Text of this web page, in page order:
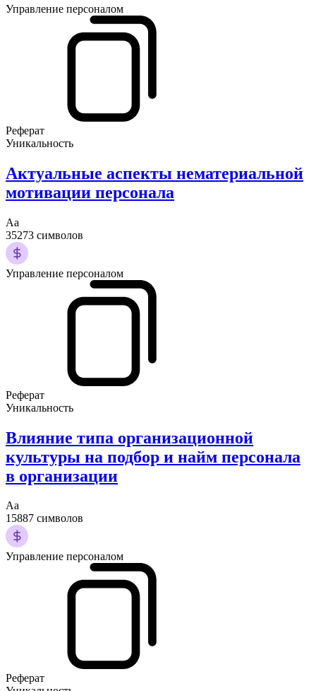
Управление персоналом
Реферат
Уникальность
Актуальные аспекты нематериальной
мотивации персонала
Аа
35273 символов
Управление персоналом
Реферат
Уникальность
Влияние типа организационной
культуры на подбор и найм персонала
в организации
Аа
15887 символов
Управление персоналом
Реферат